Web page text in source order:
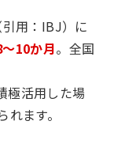
用：IBJ）に
10か月。全国
極活用した場
ます。